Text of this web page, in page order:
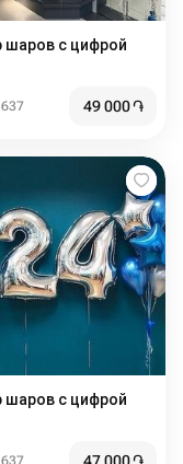
шаров с цифрой
637 49 000֏
шаров с цифрой
637